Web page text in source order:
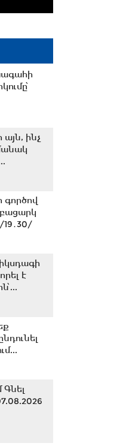
ինչ
գործով
19․30/
է